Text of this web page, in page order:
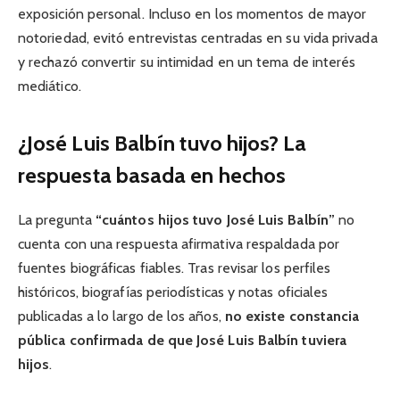
exposición personal. Incluso en los momentos de mayor
notoriedad, evitó entrevistas centradas en su vida privada
y rechazó convertir su intimidad en un tema de interés
mediático.
¿José Luis Balbín tuvo hijos? La
respuesta basada en hechos
La pregunta “cuántos hijos tuvo José Luis Balbín” no
cuenta con una respuesta afirmativa respaldada por
fuentes biográficas fiables. Tras revisar los perfiles
históricos, biografías periodísticas y notas oficiales
publicadas a lo largo de los años, no existe constancia
pública confirmada de que José Luis Balbín tuviera
hijos.